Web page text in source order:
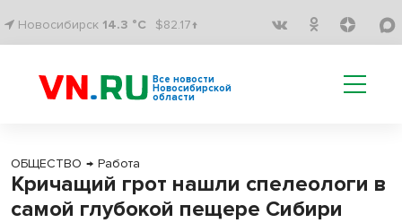
Новосибирск 14.3 °C $82.17↑
Все новости
Новосибирской
области
ОБЩЕСТВО → Работа
Кричащий грот нашли спелеологи в
самой глубокой пещере Сибири